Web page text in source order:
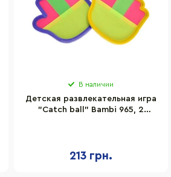
В наличии
Детская развлекательная игра
"Catch ball" Bambi 965, 2
213 грн.